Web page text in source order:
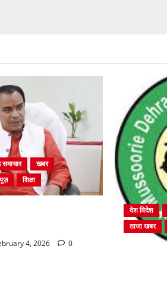
खबर
शिक्षा
4, 2026 0
देश विदेश
ताजा खबर